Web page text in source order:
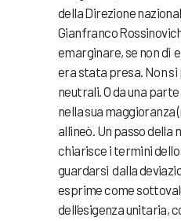
della Direzione
Gianfranco
emarginare, se non di
era stata presa. Non
neutrali. O da una
nella sua maggioranza
allineò. Un passo della
chiarisce i termini
guardarsi dalla
esprime come
dell’esigenza unitaria,